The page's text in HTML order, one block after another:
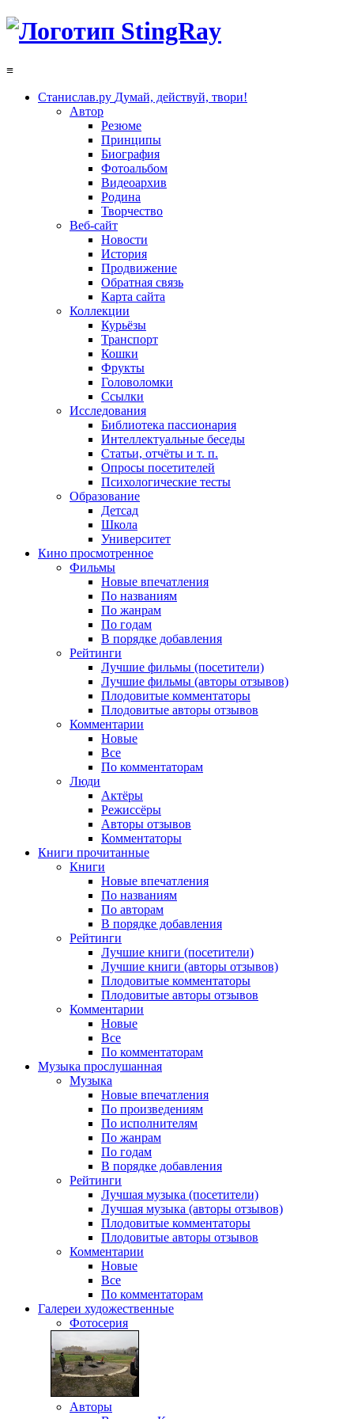
≡
Станислав.ру Думай, действуй, твори!
Автор
Резюме
Принципы
Биография
Фотоальбом
Видеоархив
Родина
Творчество
Веб-сайт
Новости
История
Продвижение
Обратная связь
Карта сайта
Коллекции
Курьёзы
Транспорт
Кошки
Фрукты
Головоломки
Ссылки
Исследования
Библиотека пассионария
Интеллектуальные беседы
Статьи, отчёты и т. п.
Опросы посетителей
Психологические тесты
Образование
Детсад
Школа
Университет
Кино просмотренное
Фильмы
Новые впечатления
По названиям
По жанрам
По годам
В порядке добавления
Рейтинги
Лучшие фильмы (посетители)
Лучшие фильмы (авторы отзывов)
Плодовитые комментаторы
Плодовитые авторы отзывов
Комментарии
Новые
Все
По комментаторам
Люди
Актёры
Режиссёры
Авторы отзывов
Комментаторы
Книги прочитанные
Книги
Новые впечатления
По названиям
По авторам
В порядке добавления
Рейтинги
Лучшие книги (посетители)
Лучшие книги (авторы отзывов)
Плодовитые комментаторы
Плодовитые авторы отзывов
Комментарии
Новые
Все
По комментаторам
Музыка прослушанная
Музыка
Новые впечатления
По произведениям
По исполнителям
По жанрам
По годам
В порядке добавления
Рейтинги
Лучшая музыка (посетители)
Лучшая музыка (авторы отзывов)
Плодовитые комментаторы
Плодовитые авторы отзывов
Комментарии
Новые
Все
По комментаторам
Галереи художественные
Фотосерия
Авторы